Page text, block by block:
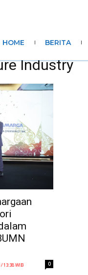
HOME BERITA
Industry
13:38 WIB 0